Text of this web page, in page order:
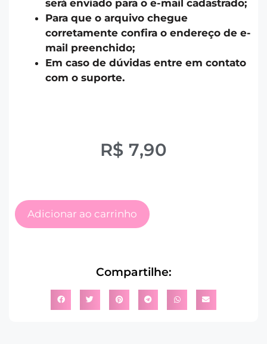
será enviado para o e-mail cadastrado;
Para que o arquivo chegue
corretamente confira o endereço de e-
mail preenchido;
Em caso de dúvidas entre em contato
com o suporte.
R$ 7,90
Adicionar ao carrinho
Compartilhe: